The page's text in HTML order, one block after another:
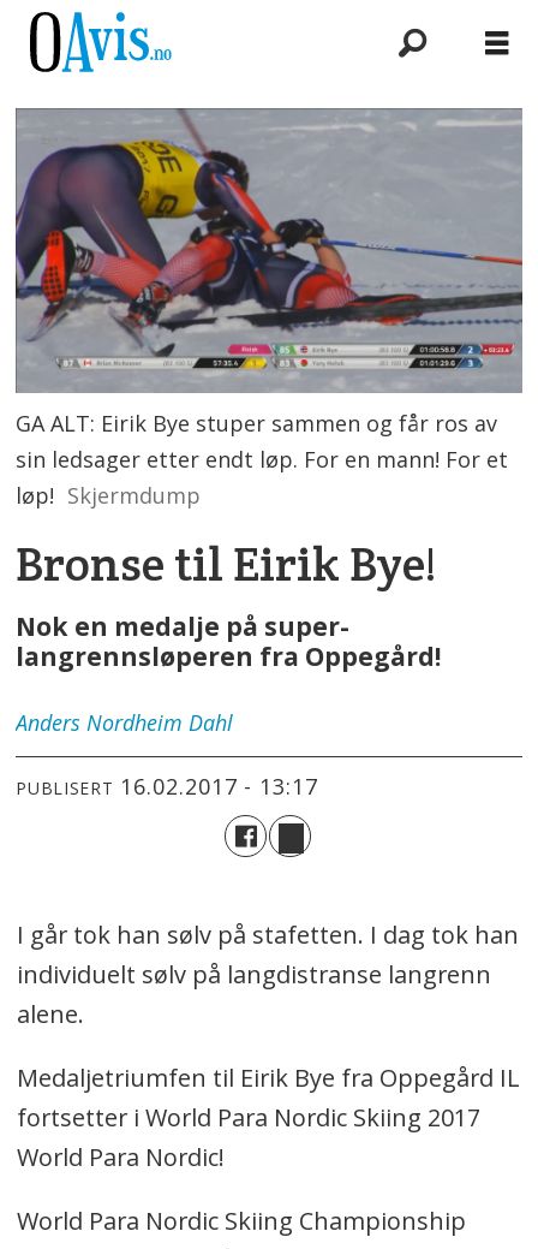
GA ALT: Eirik Bye stuper sammen og får ros av
sin ledsager etter endt løp. For en mann! For et
løp! Skjermdump
Bronse til Eirik Bye!
Nok en medalje på super-
langrennsløperen fra Oppegård!
Anders Nordheim Dahl
PUBLISERT 16.02.2017 - 13:17
I går tok han sølv på stafetten. I dag tok han
individuelt sølv på langdistranse langrenn
alene.
Medaljetriumfen til Eirik Bye fra Oppegård IL
fortsetter i World Para Nordic Skiing 2017
World Para Nordic!
World Para Nordic Skiing Championship